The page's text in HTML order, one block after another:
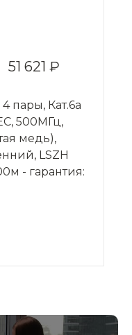
51 621 ₽
пары, Кат.6a
500МГц,
медь),
LSZH
- гарантия: